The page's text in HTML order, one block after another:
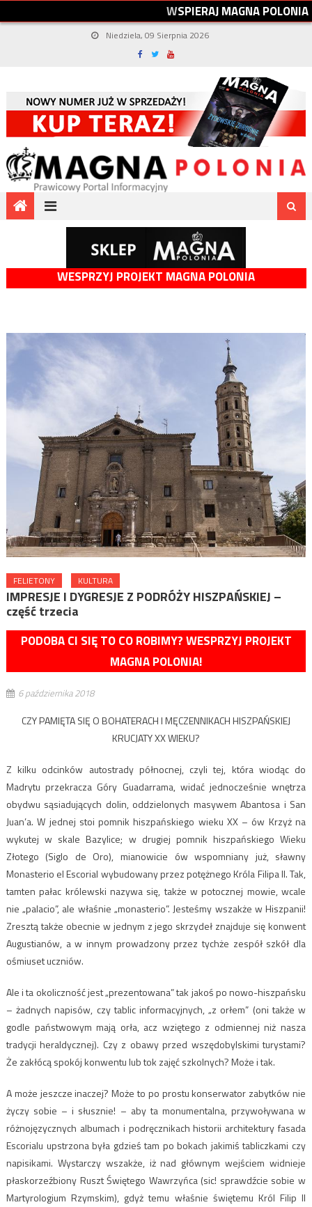
WSPIERAJMAGNAPOLONIA
Niedziela, 09 Sierpnia 2026
WESPRZYJ PROJEKT MAGNA POLONIA
FELIETONY KULTURA
IMPRESJE I DYGRESJE Z PODRÓŻY HISZPAŃSKIEJ –
część trzecia
PODOBA CI SIĘ TO CO ROBIMY? WESPRZYJ PROJEKT
MAGNA POLONIA!
6 października 2018
CZY PAMIĘTA SIĘ O BOHATERACH I MĘCZENNIKACH HISZPAŃSKIEJ
KRUCJATY XX WIEKU?
Z kilku odcinków autostrady północnej, czyli tej, która wiodąc do
Madrytu przekracza Góry Guadarrama, widać jednocześnie wnętrza
obydwu sąsiadujących dolin, oddzielonych masywem Abantosa i San
Juan’a. W jednej stoi pomnik hiszpańskiego wieku XX – ów Krzyż na
wykutej w skale Bazylice; w drugiej pomnik hiszpańskiego Wieku
Złotego (Siglo de Oro), mianowicie ów wspomniany już, sławny
Monasterio el Escorial wybudowany przez potężnego Króla Filipa II. Tak,
tamten pałac królewski nazywa się, także w potocznej mowie, wcale
nie „palacio”, ale właśnie „monasterio”. Jesteśmy wszakże w Hiszpanii!
Zresztą także obecnie w jednym z jego skrzydeł znajduje się konwent
Augustianów, a w innym prowadzony przez tychże zespół szkół dla
ośmiuset uczniów.
Ale i ta okoliczność jest „prezentowana” tak jakoś po nowo-hiszpańsku
– żadnych napisów, czy tablic informacyjnych, „z orłem” (oni także w
godle państwowym mają orła, acz wziętego z odmiennej niż nasza
tradycji heraldycznej). Czy z obawy przed wszędobylskimi turystami?
Że zakłócą spokój konwentu lub tok zajęć szkolnych? Może i tak.
A może jeszcze inaczej? Może to po prostu konserwator zabytków nie
życzy sobie – i słusznie! – aby ta monumentalna, przywoływana w
różnojęzycznych albumach i podręcznikach historii architektury fasada
Escorialu upstrzona była gdzieś tam po bokach jakimiś tabliczkami czy
napisikami. Wystarczy wszakże, iż nad głównym wejściem widnieje
płaskorzeźbiony Ruszt Świętego Wawrzyńca (sic! sprawdźcie sobie w
Martyrologium Rzymskim), gdyż temu właśnie świętemu Król Filip II